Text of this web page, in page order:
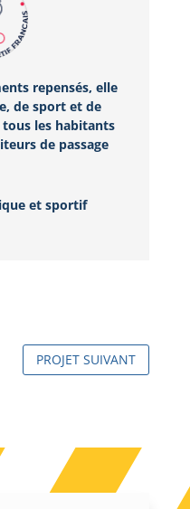
repensés, elle
de sport et de
les habitants
de passage
et sportif
PROJET SUIVANT